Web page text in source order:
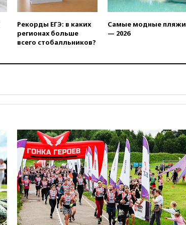
Вэнса на выборах 2028 года
вчера, 19:20Число ломбардов
в РФ превысило максимум
2022 года
аэропорт Геленджика
Финляндии приходит в упадок
без российских туристов
вчера, 18:35В Жуковском и
аэропорту Геленджика
введены ограничения
вчера, 18:21Зюганов
присоединился к критике
«Яблока»
Рекорды ЕГЭ: в каких
регионах больше
всего стобалльников?
Самые модные пляжи
— 2026